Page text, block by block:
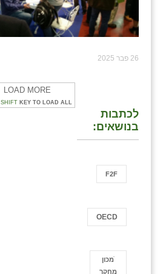
26 פבר 2025
LOAD MORE
SHIFT KEY TO LOAD ALL
לכתבות
בנושאים:
F2F
OECD
ֿמכון
מחקר